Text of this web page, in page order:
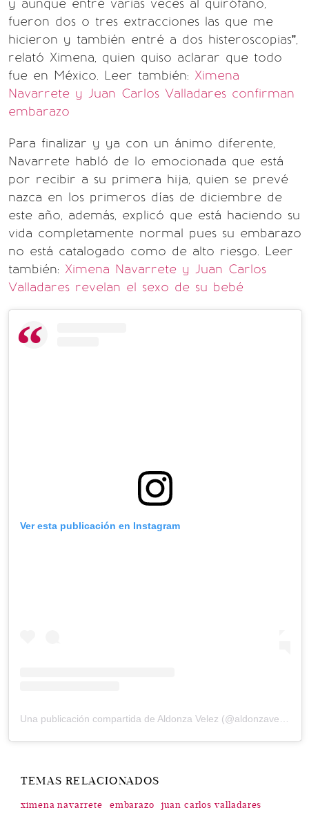
y aunque entré varias veces al quirófano,
fueron dos o tres extracciones las que me
hicieron y también entré a dos histeroscopias”,
relató Ximena, quien quiso aclarar que todo
fue en México. Leer también: Ximena
Navarrete y Juan Carlos Valladares confirman
embarazo
Para finalizar y ya con un ánimo diferente,
Navarrete habló de lo emocionada que está
por recibir a su primera hija, quien se prevé
nazca en los primeros días de diciembre de
este año, además, explicó que está haciendo su
vida completamente normal pues su embarazo
no está catalogado como de alto riesgo. Leer
también: Ximena Navarrete y Juan Carlos
Valladares revelan el sexo de su bebé
Ver esta publicación en Instagram
TEMAS RELACIONADOS
ximena navarrete embarazo juan carlos valladares